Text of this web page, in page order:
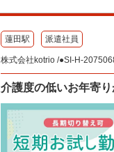
蓮田駅 派遣社員
株式会社kotrio /●SI-H-
介護度の低いお年寄